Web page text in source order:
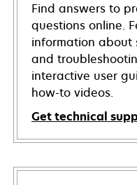
Find answers to
questions online.
information about
and
interactive user
how-to videos.
Get technical
opens
in